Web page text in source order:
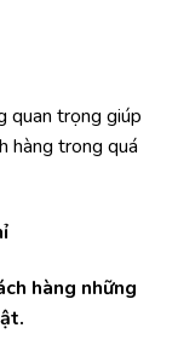
quan trọng giúp
hàng trong quá
hàng những